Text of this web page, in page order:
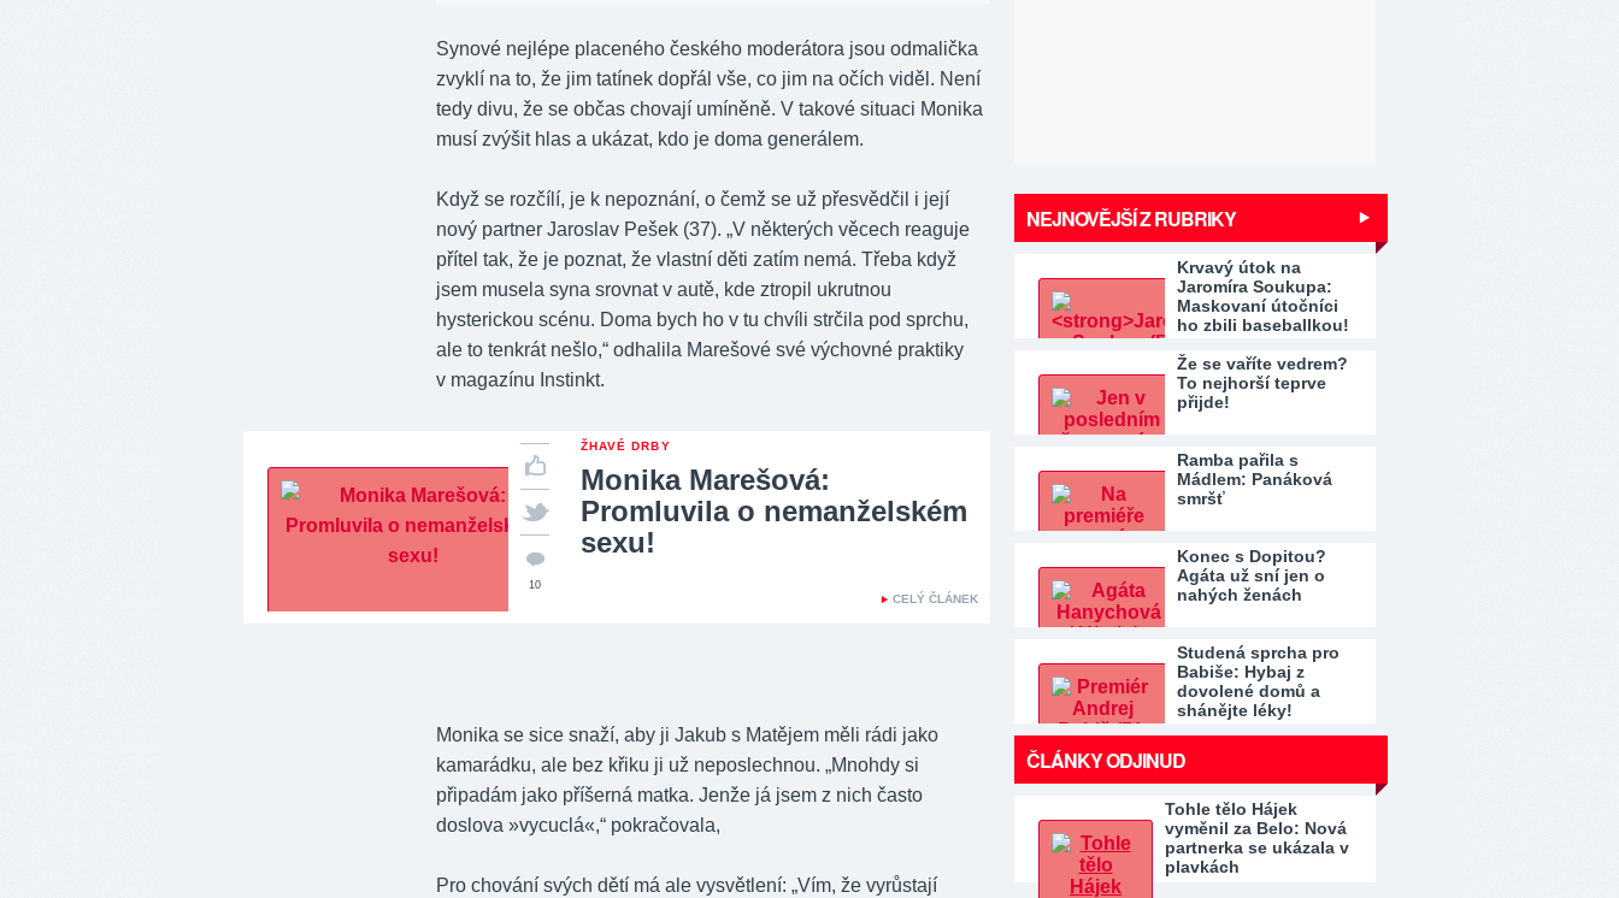
Synové nejlépe placeného českého moderátora jsou odmalička
zvyklí na to, že jim tatínek dopřál vše, co jim na očích viděl. Není
tedy divu, že se občas chovají umíněně. V takové situaci Monika
musí zvýšit hlas a ukázat, kdo je doma generálem.
Když se rozčílí, je k nepoznání, o čemž se už přesvědčil i její
nový partner Jaroslav Pešek (37). „V některých věcech reaguje
přítel tak, že je poznat, že vlastní děti zatím nemá. Třeba když
jsem musela syna srovnat v autě, kde ztropil ukrutnou
hysterickou scénu. Doma bych ho v tu chvíli strčila pod sprchu,
ale to tenkrát nešlo,“ odhalila Marešové své výchovné praktiky
v magazínu Instinkt.
ŽHAVÉ DRBY
Monika Marešová:
Promluvila o nemanželském
sexu!
CELÝ ČLÁNEK
10
Monika se sice snaží, aby ji Jakub s Matějem měli rádi jako
kamarádku, ale bez křiku ji už neposlechnou. „Mnohdy si
připadám jako příšerná matka. Jenže já jsem z nich často
doslova »vycuclá«,“ pokračovala,
Pro chování svých dětí má ale vysvětlení: „Vím, že vyrůstají
NEJNOVĚJŠÍ Z RUBRIKY
Krvavý útok na
Jaromíra Soukupa:
Maskovaní útočníci
ho zbili baseballkou!
Že se vaříte vedrem?
To nejhorší teprve
přijde!
Ramba pařila s
Mádlem: Panáková
smršť
Konec s Dopitou?
Agáta už sní jen o
nahých ženách
Studená sprcha pro
Babiše: Hybaj z
dovolené domů a
shánějte léky!
ČLÁNKY ODJINUD
Tohle tělo Hájek
vyměnil za Belo: Nová
partnerka se ukázala v
plavkách